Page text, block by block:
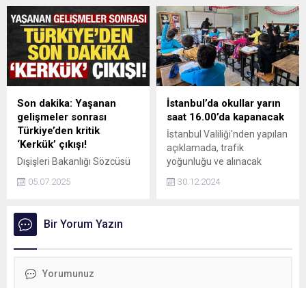
hücreleriyle direnmesi
gereken bir durum." dedi.
2018'den bugüne kadar
açılan kurslara 1 milyon 867
bin 859 kişi katıldı.
Son dakika: Yaşanan
gelişmeler sonrası
Türkiye’den kritik
‘Kerkük’ çıkışı!
Dışişleri Bakanlığı Sözcüsü
gelişmeler ülkemiz
hassasiyetle takip
edilmektedir" dedi.
05.07.2025
İstanbul’da okullar yarın
saat 16.00’da kapanacak
İstanbul Valiliği'nden yapılan
açıklamada, trafik
yoğunluğu ve alınacak
okulların yarın saat 16.00'da
30.12.2024
Bir Yorum Yazın